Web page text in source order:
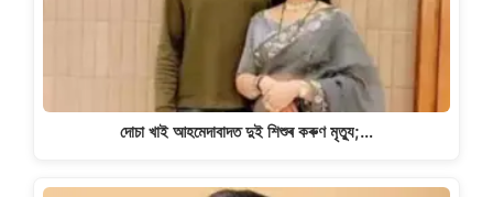
দোচা খাই আহমেদাবাদত দুই শিশুৰ কৰুণ মৃত্যু;…